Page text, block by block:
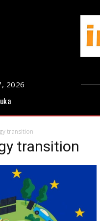
2026
transition
transition